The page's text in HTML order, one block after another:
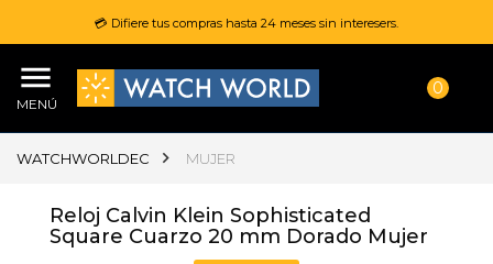
💳 Difiere tus compras hasta 24 meses sin interesers.
MENÚ
0
WATCHWORLDEC MUJER
Reloj Calvin Klein Sophisticated
Square Cuarzo 20 mm Dorado Mujer